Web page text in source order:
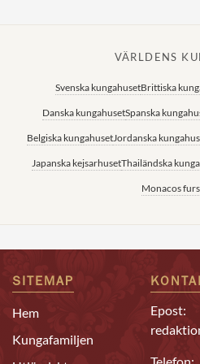
VÄRLDENS
Svenska kungahusetBrittiska
Danska kungahusetSpanska
Belgiska kungahusetJordanska
Japanska kejsarhusetThailändska
Monacos
SITEMAP
Hem
Kungafamiljen
Epost: